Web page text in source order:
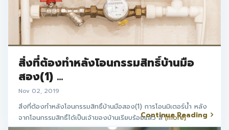
สิ่งที่ต้องทำหลังโอนกรรมสิทธิ์บ้านมือ
สอง(1) ...
Nov 02, 2019
สิ่งที่ต้องทำหลังโอนกรรมสิทธิ์บ้านมือสอง(1) การโอนมิเตอร์น้ำ หลัง
จากโอนกรรมสิทธิ์ได้เป็นเจ้าของบ้านเรียบร้อยแล้ว สิ[more]
Continue Reading